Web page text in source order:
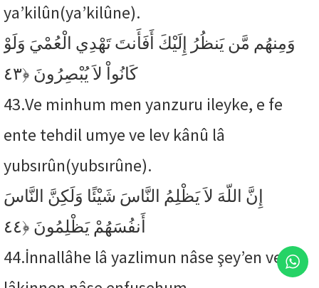
ya’kilûn(ya’kilûne).
وَمِنهُم مَّن يَنظُرُ إِلَيْكَ أَفَأَنتَ تَهْدِي الْعُمْيَ وَلَوْ
كَانُواْ لاَ يُبْصِرُونَ ﴿٤٣
43.Ve minhum men yanzuru ileyke, e fe
ente tehdil umye ve lev kânû lâ
yubsırûn(yubsırûne).
إِنَّ اللّهَ لاَ يَظْلِمُ النَّاسَ شَيْئًا وَلَكِنَّ النَّاسَ
أَنفُسَهُمْ يَظْلِمُونَ ﴿٤٤
44.İnnallâhe lâ yazlimun nâse şey’en ve